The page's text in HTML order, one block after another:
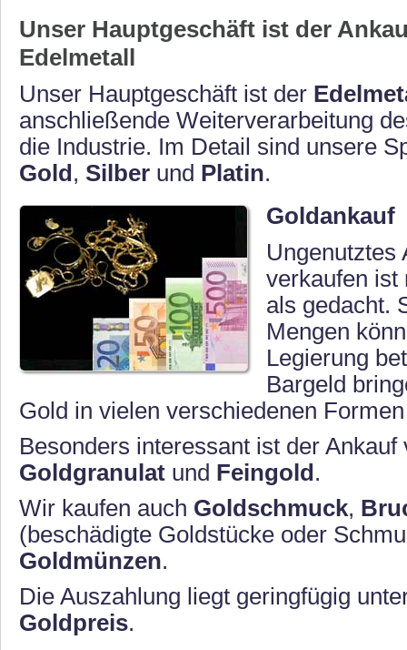
Unser Hauptgeschäft ist der
Edelmetall
Unser Hauptgeschäft ist der
anschließende Weiterverarbeitung
die Industrie. Im Detail sind unsere
Gold , Silber und Platin.
Goldankauf
Ungenutztes
verkaufen ist
als gedacht.
Mengen
Legierung
Bargeld
Gold in vielen verschiedenen
Besonders interessant ist der
Goldgranulat und Feingold .
Wir kaufen auch Goldschmuck,
(beschädigte Goldstücke oder
Goldmünzen.
Die Auszahlung liegt geringfügig
Goldpreis.